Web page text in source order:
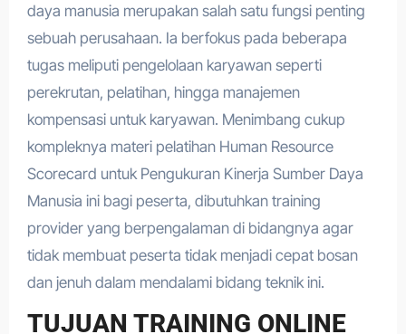
daya manusia merupakan salah satu fungsi penting
sebuah perusahaan. Ia berfokus pada beberapa
tugas meliputi pengelolaan karyawan seperti
perekrutan, pelatihan, hingga manajemen
kompensasi untuk karyawan. Menimbang cukup
kompleknya materi pelatihan Human Resource
Scorecard untuk Pengukuran Kinerja Sumber Daya
Manusia ini bagi peserta, dibutuhkan training
provider yang berpengalaman di bidangnya agar
tidak membuat peserta tidak menjadi cepat bosan
dan jenuh dalam mendalami bidang teknik ini.
TUJUAN TRAINING ONLINE